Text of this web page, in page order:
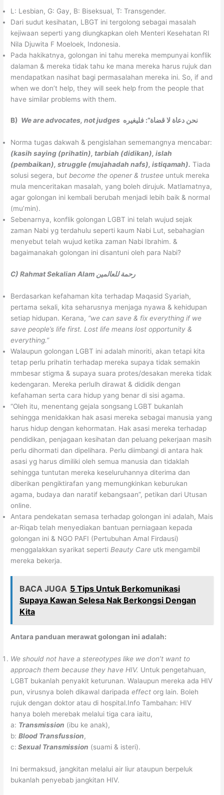
L: Lesbian, G: Gay, B: Biseksual, T: Transgender.
Dari sudut kesihatan, LBGT ini tergolong sebagai masalah
kejiwaan seperti yang diungkapkan oleh Menteri Kesehatan RI
Nila Djuwita F Moeloek, Indonesia.
Pada hakikatnya, golongan ini tahu mereka mempunyai konflik
dalaman & mereka tidak tahu ke mana mereka harus rujuk dan
mendapatkan nasihat bagi permasalahan mereka ini. So, if and
when we don’t help, they will seek help from the people that
have similar problems with them.
B) We are advocates, not judges نحن دعاة لا قضاة”: فليغيره
Norma tugas dakwah & pengislahan sememangnya mencabar:
(kasih saying (prihatin), tarbiah (didikan), islah
(pembaikan), struggle (mujahadah nafs), istiqamah). Tiada
solusi segera, but become the opener & trustee untuk mereka
mula menceritakan masalah, yang boleh dirujuk. Matlamatnya,
agar golongan ini kembali berubah menjadi lebih baik & normal
(mu’min).
Sebenarnya, konflik golongan LGBT ini telah wujud sejak
zaman Nabi yg terdahulu seperti kaum Nabi Lut, sebahagian
menyebut telah wujud ketika zaman Nabi Ibrahim. &
bagaimanakah golongan ini disantuni oleh para Nabi?
C) Rahmat Sekalian Alam رحمة للعالمين
Berdasarkan kefahaman kita terhadap Maqasid Syariah,
pertama sekali, kita seharusnya menjaga nyawa & kehidupan
setiap hidupan. Kerana, “we can save & fix everything if we
save people’s life first. Lost life means lost opportunity &
everything.”
Walaupun golongan LGBT ini adalah minoriti, akan tetapi kita
tetap perlu prihatin terhadap mereka supaya tidak semakin
mmbesar stigma & supaya suara protes/desakan mereka tidak
kedengaran. Mereka perlulh dirawat & dididik dengan
kefahaman serta cara hidup yang benar di sisi agama.
“Oleh itu, menentang gejala songsang LGBT bukanlah
sehingga menidakkan hak asasi mereka sebagai manusia yang
harus hidup dengan kehormatan. Hak asasi mereka terhadap
pendidikan, penjagaan kesihatan dan peluang pekerjaan masih
perlu dihormati dan dipelihara. Perlu diimbangi di antara hak
asasi yg harus dimiliki oleh semua manusia dan tidaklah
sehingga tuntutan mereka keseluruhannya diterima dan
diberikan pengiktirafan yang memungkinkan keburukan
agama, budaya dan naratif kebangsaan”, petikan dari Utusan
online.
Antara pendekatan semasa terhadap golongan ini adalah, Mais
ar-Riqab telah menyediakan bantuan perniagaan kepada
golongan ini & NGO PAFI (Pertubuhan Amal Firdausi)
menggalakkan syarikat seperti Beauty Care utk mengambil
mereka bekerja.
BACA JUGA 5 Tips Untuk Berkomunikasi
Supaya Kawan Selesa Nak Berkongsi Dengan
Kita
Antara panduan merawat golongan ini adalah:
We should not have a stereotypes like we don’t want to
approach them because they have HIV. Untuk pengetahuan,
LGBT bukanlah penyakit keturunan. Walaupun mereka ada HIV
pun, virusnya boleh dikawal daripadaeffect org lain. Boleh
rujuk dengan doktor atau di hospital.Info Tambahan: HIV
hanya boleh merebak melalui tiga cara iaitu,
a: Transmission (ibu ke anak),
b:Blood Transfussion,
c: Sexual Transmission (suami & isteri).
Ini bermaksud, jangkitan melalui air liur ataupun berpeluk
bukanlah penyebab jangkitan HIV.